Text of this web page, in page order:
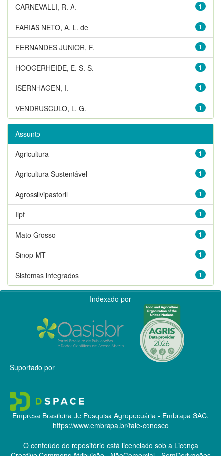
1
CARNEVALLI, R. A.
1
FARIAS NETO, A. L. de
1
FERNANDES JUNIOR, F.
1
HOOGERHEIDE, E. S. S.
1
ISERNHAGEN, I.
1
VENDRUSCULO, L. G.
Assunto
1
Agricultura
1
Agricultura Sustentável
1
Agrossilvipastoril
1
Ilpf
1
Mato Grosso
1
Sinop-MT
1
Sistemas integrados
Indexado por
Suportado por
Empresa Brasileira de Pesquisa Agropecuária - Embrapa SAC:
https://www.embrapa.br/fale-conosco
O conteúdo do repositório está licenciado sob a Licença